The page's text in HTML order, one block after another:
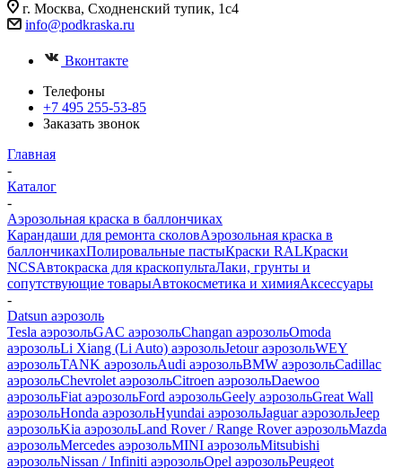
г. Москва, Сходненский тупик, 1с4
info@podkraska.ru
Вконтакте
Телефоны
+7 495 255-53-85
Заказать звонок
Главная
-
Каталог
-
Аэрозольная краска в баллончиках
Карандаши для ремонта сколовАэрозольная краска в
баллончикахПолировальные пастыКраски RALКраски
NCSАвтокраска для краскопультаЛаки, грунты и
сопутствующие товарыАвтокосметика и химияАксессуары
-
Datsun аэрозоль
Tesla аэрозольGAC аэрозольChangan аэрозольOmoda
аэрозольLi Xiang (Li Auto) аэрозольJetour аэрозольWEY
аэрозольTANK аэрозольAudi аэрозольBMW аэрозольCadillac
аэрозольChevrolet аэрозольCitroen аэрозольDaewoo
аэрозольFiat аэрозольFord аэрозольGeely аэрозольGreat Wall
аэрозольHonda аэрозольHyundai аэрозольJaguar аэрозольJeep
аэрозольKia аэрозольLand Rover / Range Rover аэрозольMazda
аэрозольMercedes аэрозольMINI аэрозольMitsubishi
аэрозольNissan / Infiniti аэрозольOpel аэрозольPeugeot